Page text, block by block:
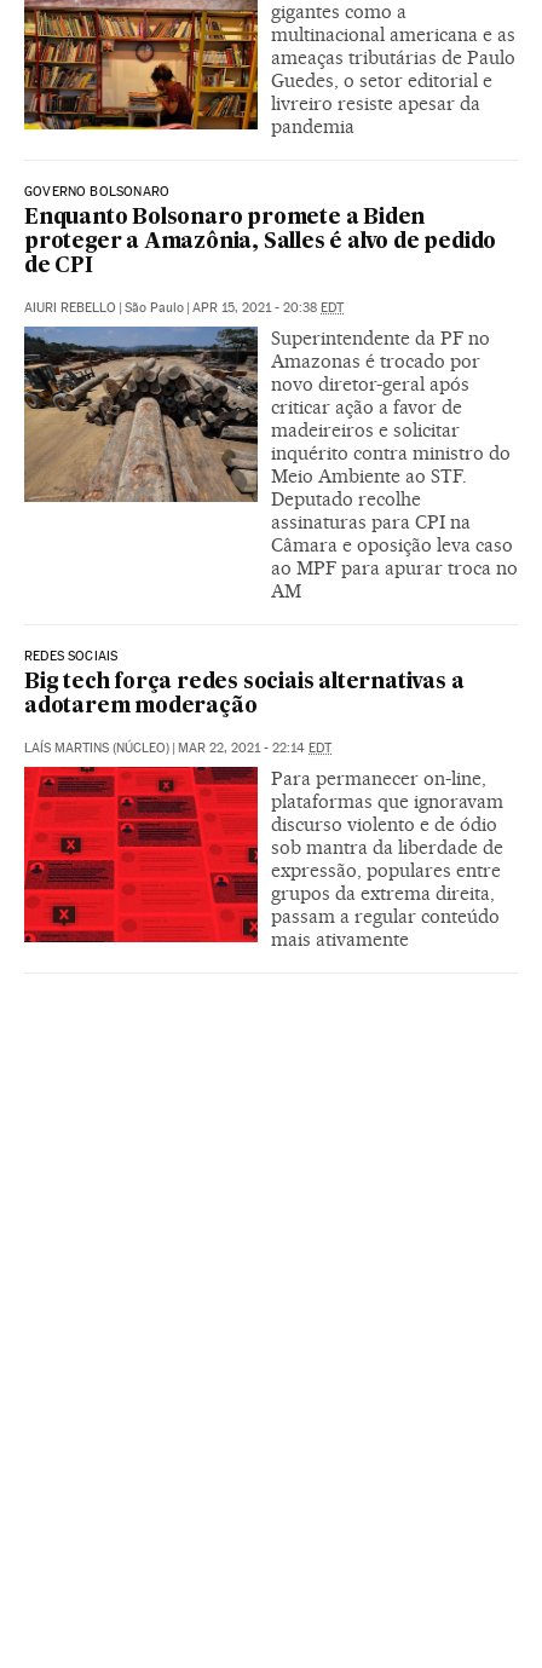
gigantes como a
multinacional americana e as
ameaças tributárias de Paulo
Guedes, o setor editorial e
livreiro resiste apesar da
pandemia
GOVERNO BOLSONARO
Enquanto Bolsonaro promete a Biden
proteger a Amazônia, Salles é alvo de pedido
de CPI
AIURI REBELLO | São Paulo | APR 15, 2021 - 20:38 EDT
Superintendente da PF no
Amazonas é trocado por
novo diretor-geral após
criticar ação a favor de
madeireiros e solicitar
inquérito contra ministro do
Meio Ambiente ao STF.
Deputado recolhe
assinaturas para CPI na
Câmara e oposição leva caso
ao MPF para apurar troca no
AM
REDES SOCIAIS
Big tech força redes sociais alternativas a
adotarem moderação
LAÍS MARTINS (NÚCLEO) | MAR 22, 2021 - 22:14 EDT
Para permanecer on-line,
plataformas que ignoravam
discurso violento e de ódio
sob mantra da liberdade de
expressão, populares entre
grupos da extrema direita,
passam a regular conteúdo
mais ativamente